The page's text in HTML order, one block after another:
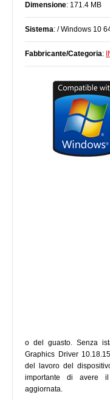
Dimensione: 171.4 MB
Sistema: / Windows 10
Fabbricante/Categoria:
o del guasto. Senza
Graphics Driver
del lavoro del
importante di avere
aggiornata.